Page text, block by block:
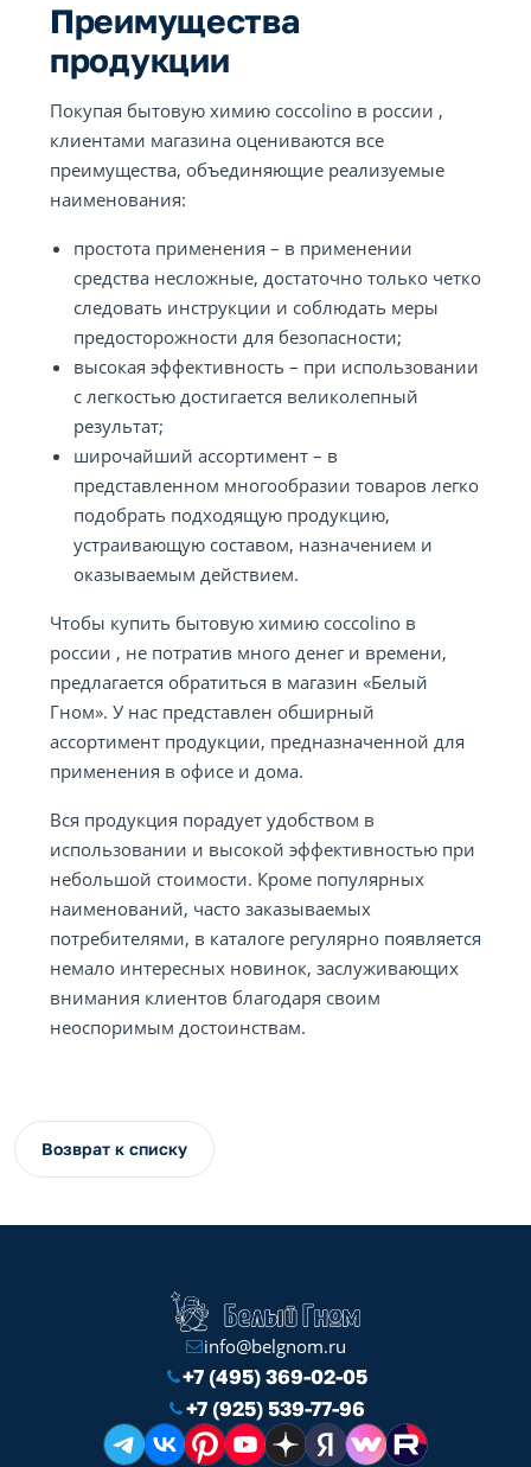
Преимущества
продукции
Покупая бытовую химию coccolino в россии ,
клиентами магазина оцениваются все
преимущества, объединяющие реализуемые
наименования:
простота применения – в применении
средства несложные, достаточно только четко
следовать инструкции и соблюдать меры
предосторожности для безопасности;
высокая эффективность – при использовании
с легкостью достигается великолепный
результат;
широчайший ассортимент – в
представленном многообразии товаров легко
подобрать подходящую продукцию,
устраивающую составом, назначением и
оказываемым действием.
Чтобы купить бытовую химию coccolino в
россии , не потратив много денег и времени,
предлагается обратиться в магазин «Белый
Гном». У нас представлен обширный
ассортимент продукции, предназначенной для
применения в офисе и дома.
Вся продукция порадует удобством в
использовании и высокой эффективностью при
небольшой стоимости. Кроме популярных
наименований, часто заказываемых
потребителями, в каталоге регулярно появляется
немало интересных новинок, заслуживающих
внимания клиентов благодаря своим
неоспоримым достоинствам.
Возврат к списку
info@belgnom.ru
+7 (495) 369-02-05
+7 (925) 539-77-96